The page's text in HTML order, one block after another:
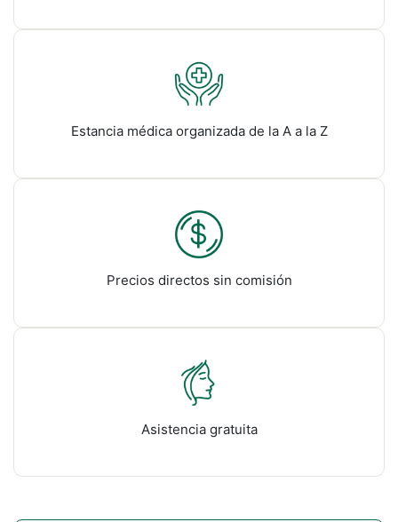
Estancia médica organizada de la A a la Z
Precios directos sin comisión
Asistencia gratuita